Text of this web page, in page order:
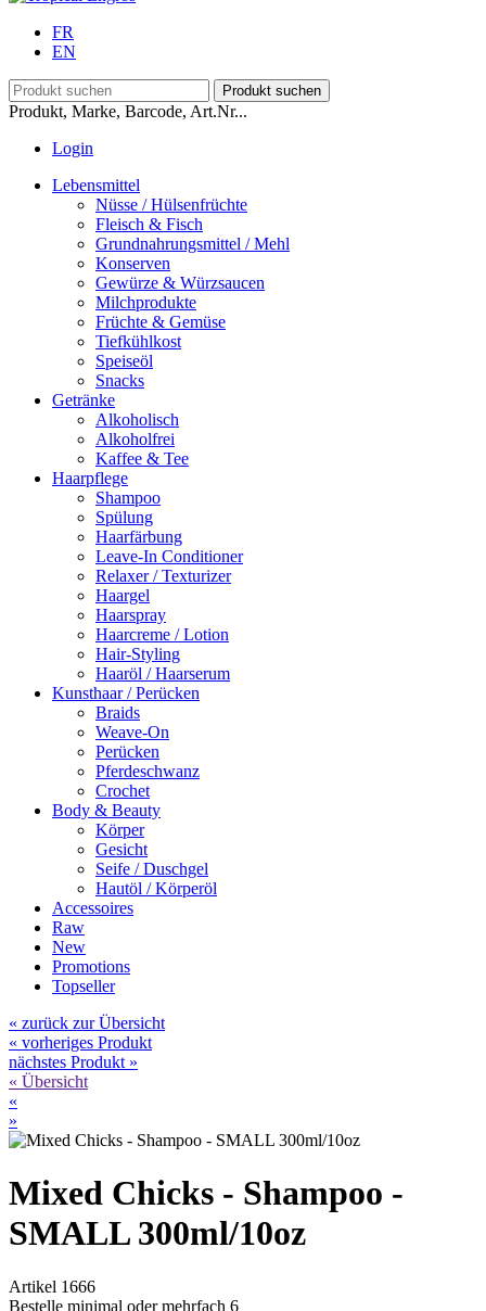
FR
EN
Produkt, Marke, Barcode, Art.Nr...
Login
Lebensmittel
Nüsse / Hülsenfrüchte
Fleisch & Fisch
Grundnahrungsmittel / Mehl
Konserven
Gewürze & Würzsaucen
Milchprodukte
Früchte & Gemüse
Tiefkühlkost
Speiseöl
Snacks
Getränke
Alkoholisch
Alkoholfrei
Kaffee & Tee
Haarpflege
Shampoo
Spülung
Haarfärbung
Leave-In Conditioner
Relaxer / Texturizer
Haargel
Haarspray
Haarcreme / Lotion
Hair-Styling
Haaröl / Haarserum
Kunsthaar / Perücken
Braids
Weave-On
Perücken
Pferdeschwanz
Crochet
Body & Beauty
Körper
Gesicht
Seife / Duschgel
Hautöl / Körperöl
Accessoires
Raw
New
Promotions
Topseller
« zurück zur Übersicht
« vorheriges Produkt
nächstes Produkt »
« Übersicht
«
»
Mixed Chicks - Shampoo -
SMALL 300ml/10oz
Artikel 1666
Bestelle minimal oder mehrfach 6